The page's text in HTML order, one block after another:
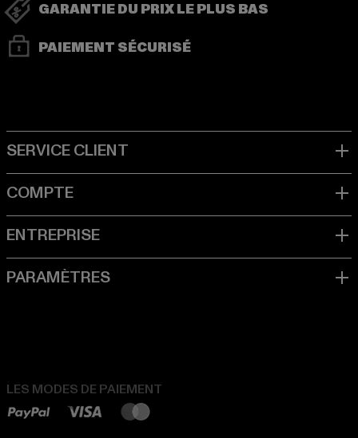
GARANTIE DU PRIX LE PLUS BAS
PAIEMENT SÉCURISÉ
LES MODES DE PAIEMENT